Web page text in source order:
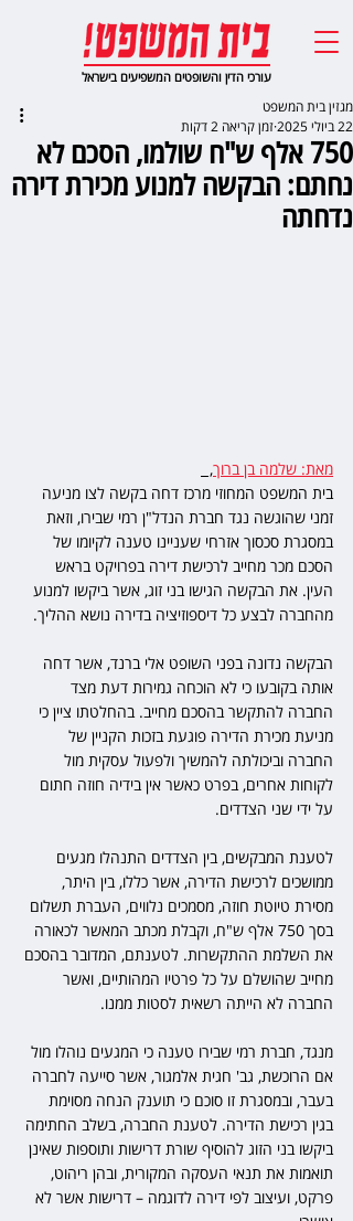
עורכי הדין והשופטים המשפיעים בישראל
750 אלף ש"ח שולמו, הסכם לא
נחתם: הבקשה למנוע מכירת דירה
נדחתה
מגזין בית המשפט
22 ביולי 2025
זמן קריאה 2 דקות
מאת: שלמה בן ברוך,
בית המשפט המחוזי מרכז דחה בקשה לצו מניעה
זמני שהוגשה נגד חברת הנדל"ן רמי שבירו, וזאת
במסגרת סכסוך אזרחי שעניינו טענה לקיומו של
הסכם מכר מחייב לרכישת דירה בפרויקט בראש
העין. את הבקשה הגישו בני זוג, אשר ביקשו למנוע
מהחברה לבצע כל דיספוזיציה בדירה נושא ההליך.
הבקשה נדונה בפני השופט אלי ברנד, אשר דחה
אותה בקובעו כי לא הוכחה גמירות דעת מצד
החברה להתקשר בהסכם מחייב. בהחלטתו ציין כי
מניעת מכירת הדירה פוגעת בזכות הקניין של
החברה וביכולתה להמשיך ולפעול עסקית מול
לקוחות אחרים, בפרט כאשר אין בידיה חוזה חתום
על ידי שני הצדדים.
לטענת המבקשים, בין הצדדים התנהלו מגעים
ממושכים לרכישת הדירה, אשר כללו, בין היתר,
מסירת טיוטת חוזה, מסמכים נלווים, העברת תשלום
בסך 750 אלף ש"ח, וקבלת מכתב המאשר לכאורה
את השלמת ההתקשרות. לטענתם, המדובר בהסכם
מחייב שהושלם על כל פרטיו המהותיים, ואשר
החברה לא הייתה רשאית לסטות ממנו.
מנגד, חברת רמי שבירו טענה כי המגעים נוהלו מול
אם הרוכשת, גב' חגית אלמגור, אשר סייעה לחברה
בעבר, ובמסגרת זו סוכם כי תוענק הנחה מסוימת
בגין רכישת הדירה. לטענת החברה, בשלב החתימה
ביקשו בני הזוג להוסיף שורת דרישות ותוספות שאינן
תואמות את תנאי העסקה המקורית, ובהן ריהוט,
פרקט, ועיצוב לפי דירה לדוגמה – דרישות אשר לא